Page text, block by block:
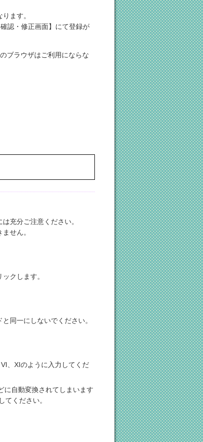
ます。
認・修正画面】にて登録が
ブラウザはご利用にならな
充分ご注意ください。
せん。
クします。
同一にしないでください。
、XIのように入力してくだ
に自動変換されてしまいます
ください。